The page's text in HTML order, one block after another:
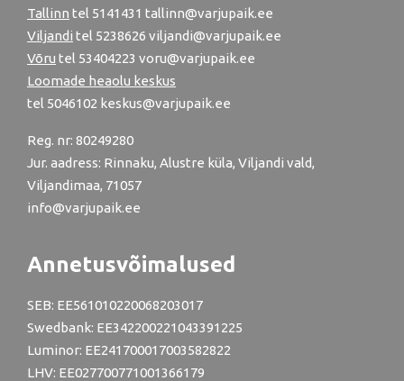
Tallinn tel 5141431 tallinn@varjupaik.ee
Viljandi tel 5238626 viljandi@varjupaik.ee
Võru tel 53404223 voru@varjupaik.ee
Loomade heaolu keskus
tel 5046102 keskus@varjupaik.ee
Reg. nr: 80249280
Jur. aadress: Rinnaku, Alustre küla, Viljandi vald,
Viljandimaa, 71057
info@varjupaik.ee
Annetusvõimalused
SEB: EE561010220068203017
Swedbank: EE342200221043391225
Luminor: EE241700017003582822
LHV: EE027700771001366179